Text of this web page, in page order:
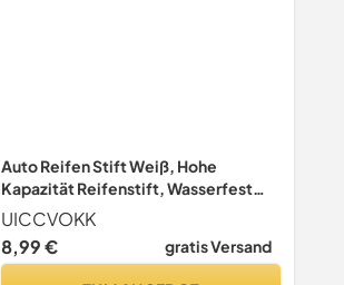
Auto Reifen Stift Weiß, Hohe
Kapazität Reifenstift, Wasserfest
Reifenmarker
UICCVOKK
8,99 €
gratis Versand